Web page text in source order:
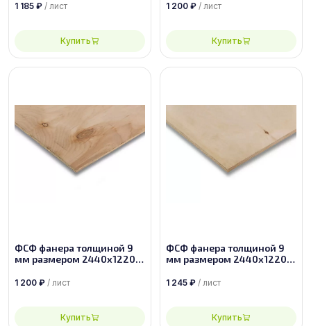
1 185 ₽ / лист
Купить
1 200 ₽ / лист
Купить
ФСФ фанера толщиной 9
мм размером 2440х1220,
1 200 ₽ / лист
Купить
ФСФ фанера толщиной 9
мм размером 2440х1220,
1 245 ₽ / лист
Купить